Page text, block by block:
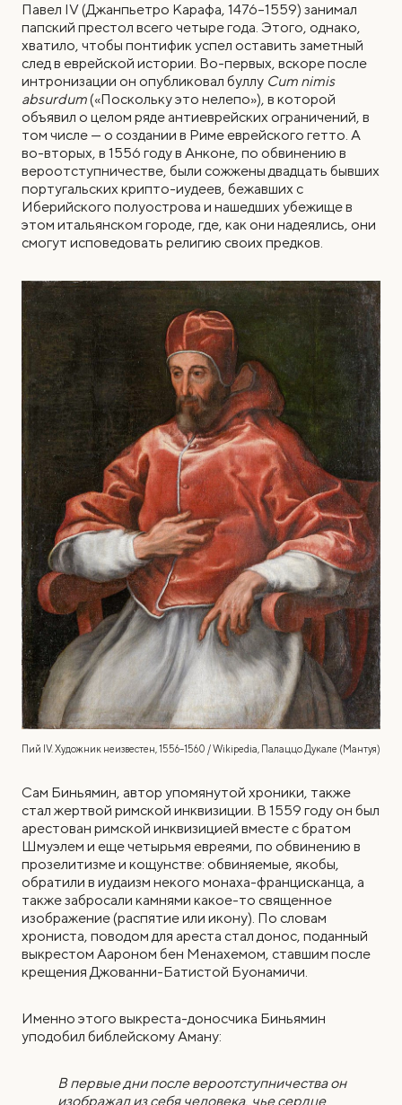
Павел IV (Джанпьетро Карафа, 1476–1559) занимал
папский престол всего четыре года. Этого, однако,
хватило, чтобы понтифик успел оставить заметный
след в еврейской истории. Во-первых, вскоре после
интронизации он опубликовал буллу Cum nimis
absurdum(«Поскольку это нелепо»), в которой
объявил о целом ряде антиеврейских ограничений, в
том числе — о создании в Риме еврейского гетто. А
во-вторых, в 1556 году в Анконе, по обвинению в
вероотступничестве, были сожжены двадцать бывших
португальских крипто-иудеев, бежавших с
Иберийского полуострова и нашедших убежище в
этом итальянском городе, где, как они надеялись, они
смогут исповедовать религию своих предков.
Пий IV. Художник неизвестен, 1556–1560 / Wikipedia, Палаццо Дукале (Мантуя)
Сам Биньямин, автор упомянутой хроники, также
стал жертвой римской инквизиции. В 1559 году он был
арестован римской инквизицией вместе с братом
Шмуэлем и еще четырьмя евреями, по обвинению в
прозелитизме и кощунстве: обвиняемые, якобы,
обратили в иудаизм некого монаха-францисканца, а
также забросали камнями какое-то священное
изображение (распятие или икону). По словам
хрониста, поводом для ареста стал донос, поданный
выкрестом Аароном бен Менахемом, ставшим после
крещения Джованни-Батистой Буонамичи.
Именно этого выкреста-доносчика Биньямин
уподобил библейскому Аману:
В первые дни после вероотступничества он
изображал из себя человека, чье сердце